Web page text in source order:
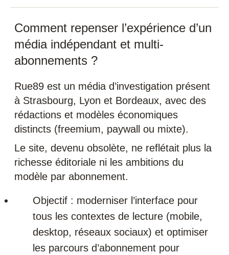
Comment repenser l’expérience d’un
média indépendant et multi-
abonnements ?
Rue89 est un média d’investigation présent
à Strasbourg, Lyon et Bordeaux, avec des
rédactions et modèles économiques
distincts (freemium, paywall ou mixte).
Le site, devenu obsolète, ne reflétait plus la
richesse éditoriale ni les ambitions du
modèle par abonnement.
Objectif : moderniser l’interface pour
tous les contextes de lecture (mobile,
desktop, réseaux sociaux) et optimiser
les parcours d’abonnement pour